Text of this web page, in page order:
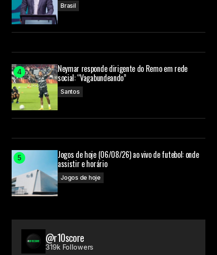
Brasil
Neymar responde dirigente do Remo em rede
social: “Vagabundeando”
Santos
Jogos de hoje (06/08/26) ao vivo de futebol: onde
assistir e horário
Jogos de hoje
@r10score
319k Followers